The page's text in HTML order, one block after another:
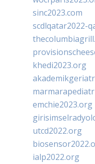
sinc2023.com
scdlqatar2022-
khedi2023.org
emchie2023.org
utcd2022.org
ialp2022.org